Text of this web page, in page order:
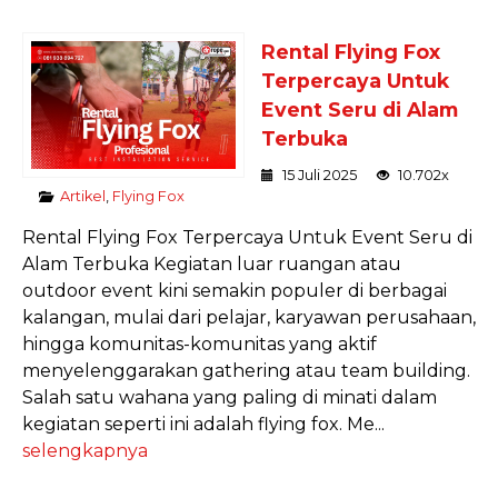
Rental Flying Fox
Terpercaya Untuk
Event Seru di Alam
Terbuka
15 Juli 2025
10.702x
Artikel
Flying Fox
Rental Flying Fox Terpercaya Untuk Event Seru di
Alam Terbuka Kegiatan luar ruangan atau
outdoor event kini semakin populer di berbagai
kalangan, mulai dari pelajar, karyawan perusahaan,
hingga komunitas-komunitas yang aktif
menyelenggarakan gathering atau team building.
Salah satu wahana yang paling di minati dalam
kegiatan seperti ini adalah flying fox. Me...
selengkapnya